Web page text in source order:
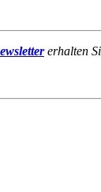
erhalten